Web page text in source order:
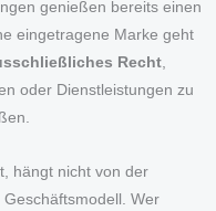
genießen bereits einen
eingetragene Marke geht
Recht
oder Dienstleistungen zu
hängt nicht von der
Wer